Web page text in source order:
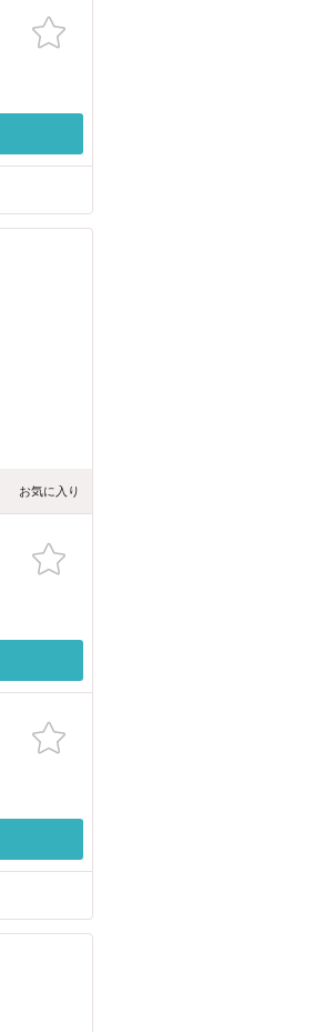
お気に入り